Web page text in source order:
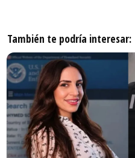
También te podría interesar: